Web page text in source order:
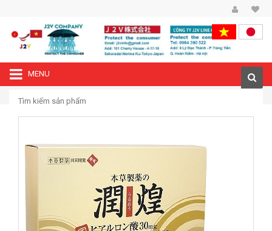
MENU
Collagen vàng chiết xuất từ vi sụn cá mập 2660mg